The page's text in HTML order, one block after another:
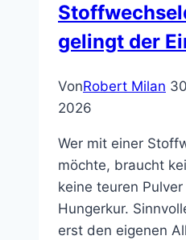
gelingt der
VonRobert Milan
2026
Wer mit einer
möchte, braucht
keine teuren
Hungerkur.
erst den eigenen